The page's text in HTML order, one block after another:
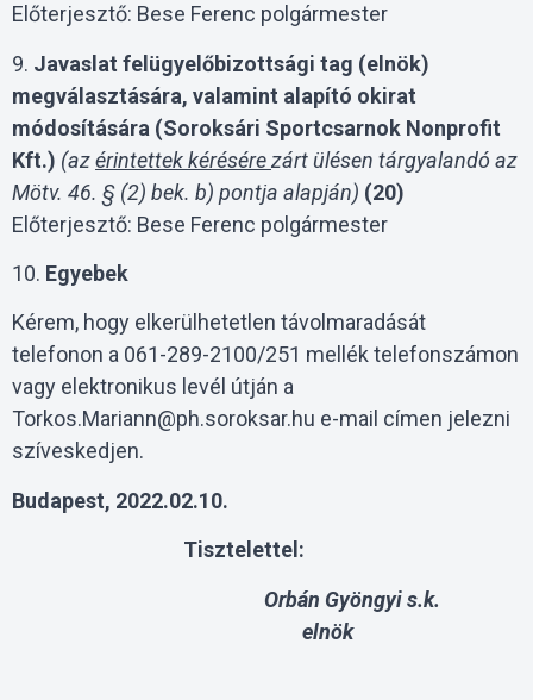
Előterjesztő: Bese Ferenc polgármester
9. Javaslat felügyelőbizottsági tag (elnök)
megválasztására, valamint alapító okirat
módosítására (Soroksári Sportcsarnok Nonprofit
Kft.) (azérintettek kérésérezárt ülésen tárgyalandó az
Mötv. 46. § (2) bek. b) pontja alapján) (20)
Előterjesztő: Bese Ferenc polgármester
10. Egyebek
Kérem, hogy elkerülhetetlen távolmaradását
telefonon a 061-289-2100/251 mellék telefonszámon
vagy elektronikus levél útján a
Torkos.Mariann@ph.soroksar.hu e-mail címen jelezni
szíveskedjen.
Budapest, 2022.02.10.
Tisztelettel:
Orbán Gyöngyi s.k.
elnök